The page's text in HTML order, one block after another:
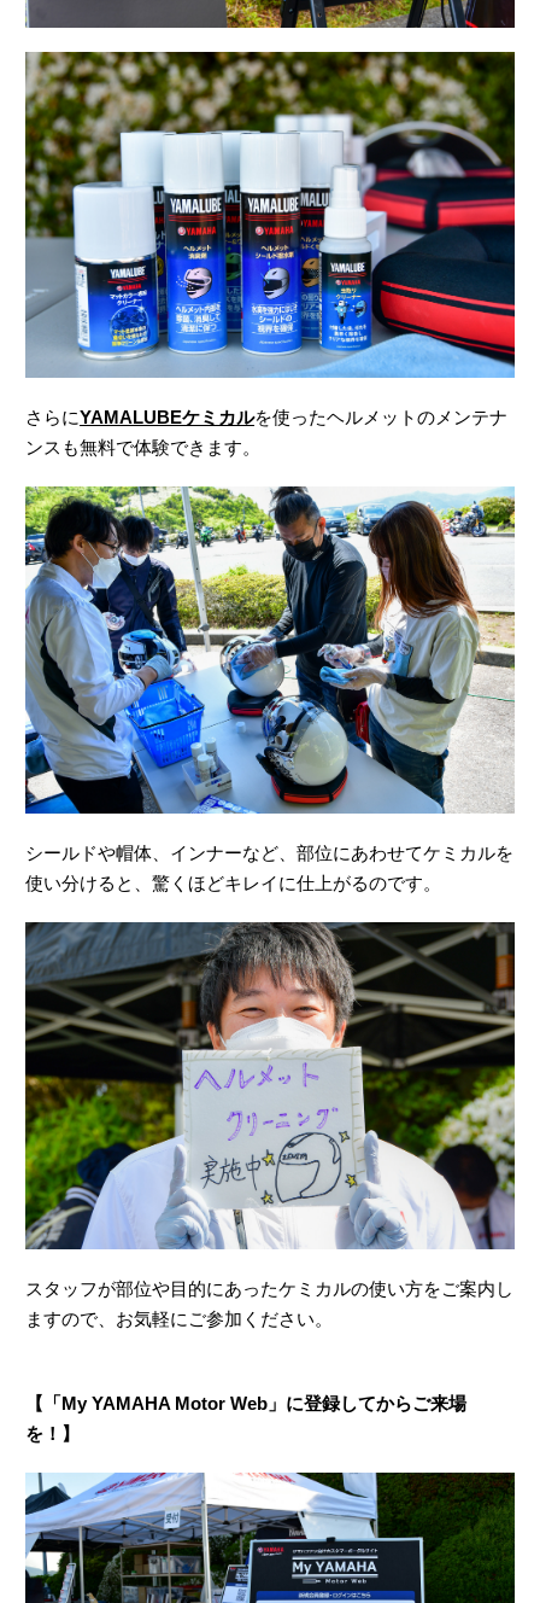
さらにYAMALUBEケミカルを使ったヘルメットのメンテナ
ンスも無料で体験できます。
シールドや帽体、インナーなど、部位にあわせてケミカルを
使い分けると、驚くほどキレイに仕上がるのです。
スタッフが部位や目的にあったケミカルの使い方をご案内し
ますので、お気軽にご参加ください。
【「My YAMAHA Motor Web」に登録してからご来場
を！】